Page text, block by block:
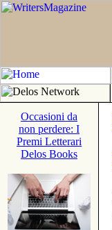
Occasioni da
non perdere: I
Premi Letterari
Delos Books